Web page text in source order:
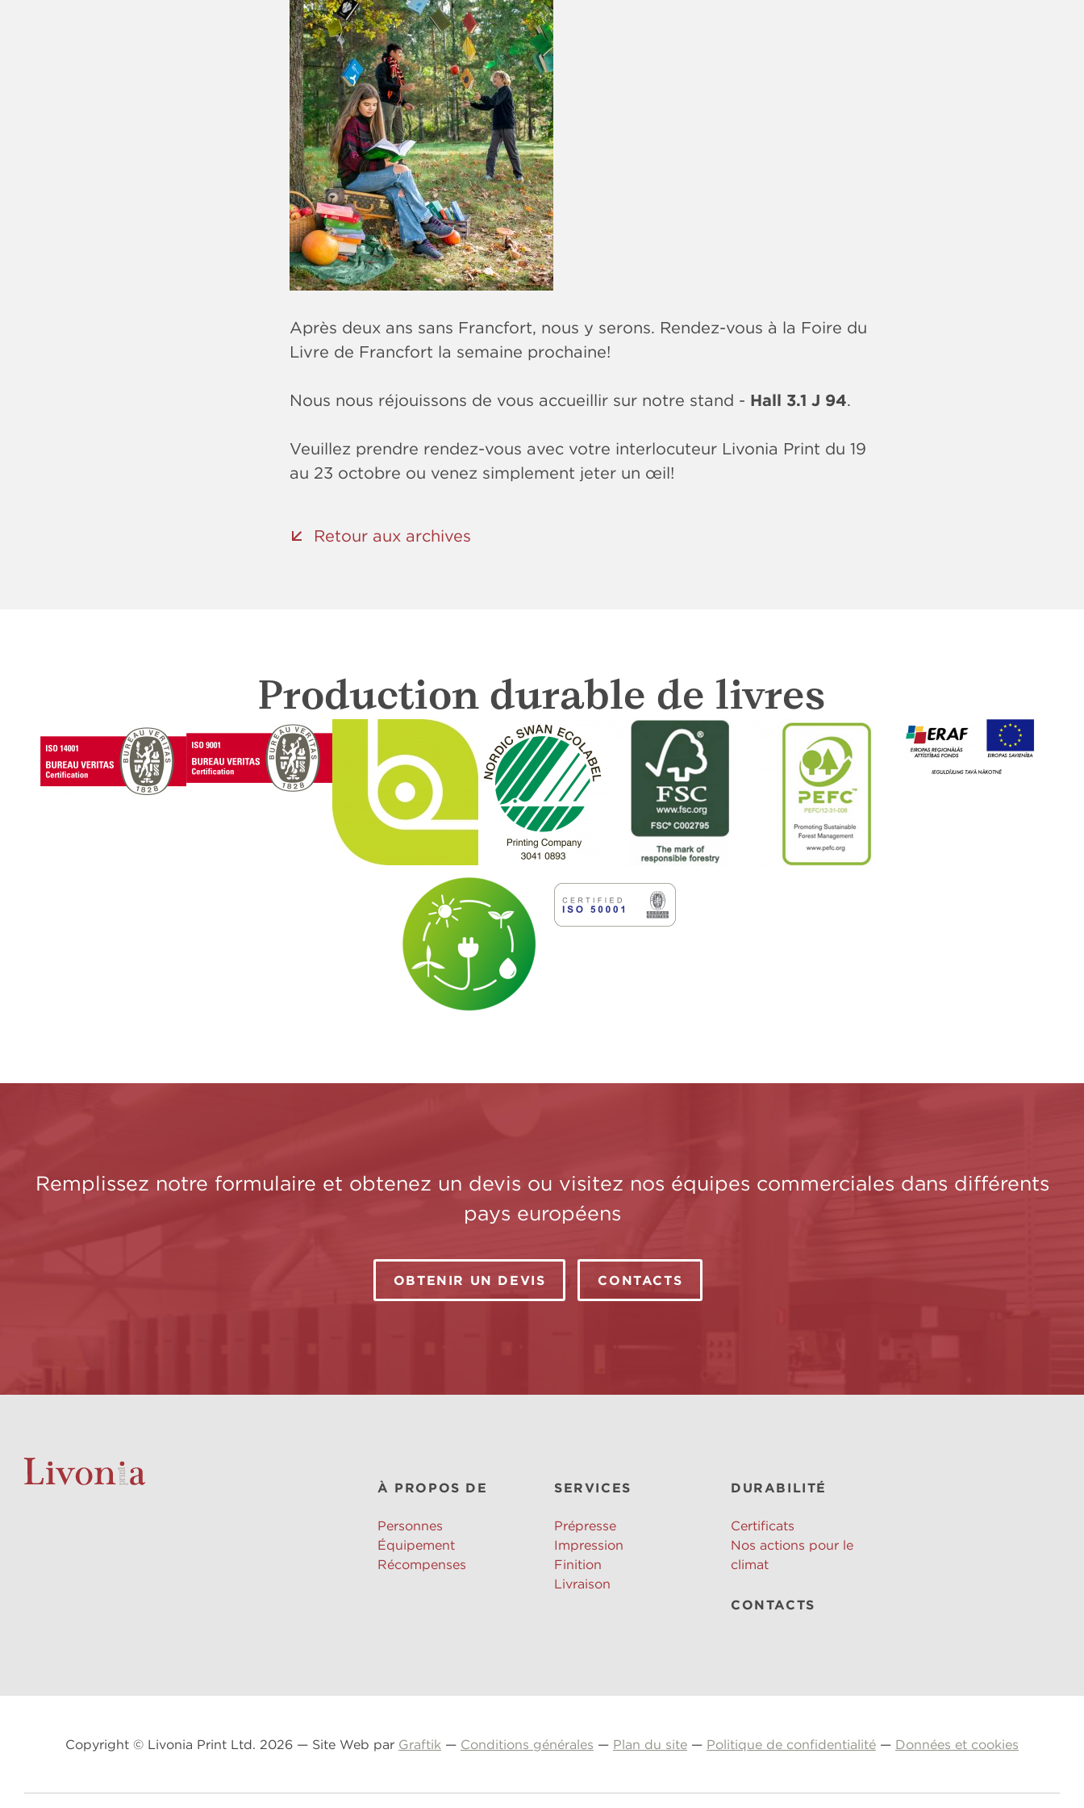
Après deux ans sans Francfort, nous y serons. Rendez-vous à la Foire du
Livre de Francfort la semaine prochaine!
Nous nous réjouissons de vous accueillir sur notre stand - Hall 3.1 J 94.
Veuillez prendre rendez-vous avec votre interlocuteur Livonia Print du 19
au 23 octobre ou venez simplement jeter un œil!
Retour aux archives
Production durable de livres
Remplissez notre formulaire et obtenez un devis ou visitez nos équipes commerciales dans différents
pays européens
OBTENIR UN DEVIS CONTACTS
À PROPOS DE
Personnes
Équipement
Récompenses
SERVICES
Prépresse
Impression
Finition
Livraison
DURABILITÉ
Certificats
Nos actions pour le
climat
CONTACTS
Copyright © Livonia Print Ltd. 2026 — Site Web par Graftik — Conditions générales — Plan du site — Politique de confidentialité — Données et cookies